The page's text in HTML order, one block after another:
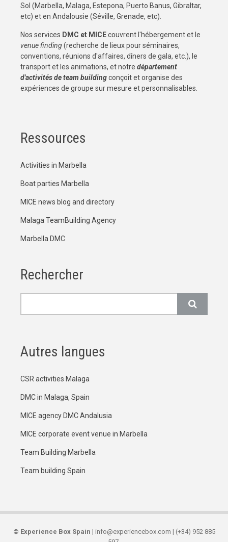
Sol (Marbella, Malaga, Estepona, Puerto Banus, Gibraltar,
etc) et en Andalousie (Séville, Grenade, etc).
Nos services DMC et MICEcouvrent l'hébergement et le
venue finding(recherche de lieux pour séminaires,
conventions, réunions d'affaires, dîners de gala, etc.), le
transport et les animations, et notre département
d'activités de team buildingconçoit et organise des
expériences de groupe sur mesure et personnalisables.
Ressources
Activities in Marbella
Boat parties Marbella
MICE news blog and directory
Malaga TeamBuilding Agency
Marbella DMC
Rechercher
Autres langues
CSR activities Malaga
DMC in Malaga, Spain
MICE agency DMC Andalusia
MICE corporate event venue in Marbella
Team Building Marbella
Team building Spain
© Experience Box Spain | info@experiencebox.com | (+34) 952 885